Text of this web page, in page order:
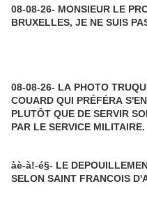
08-08-26- MONSIEUR LE
08-08-26- LA PHOTO TRUQUÉE D'UN
COUARD QUI PRÉFÉRA
PLUTÔT QUE DE SERVIR
PAR LE SERVICE MILITAIRE.
àè-à!-é§- LE
SELON SAINT FRANCOIS